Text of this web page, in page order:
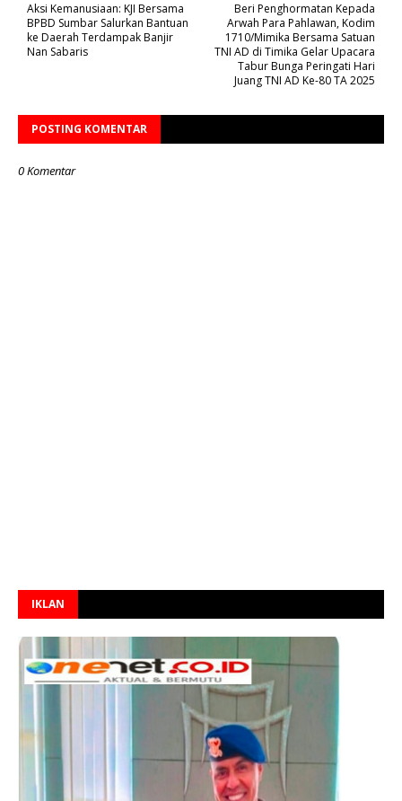
Beri Penghormatan Kepada
Arwah Para Pahlawan, Kodim
1710/Mimika Bersama Satuan
TNI AD di Timika Gelar Upacara
Tabur Bunga Peringati Hari
Juang TNI AD Ke-80 TA 2025
Aksi Kemanusiaan: KJI Bersama
BPBD Sumbar Salurkan Bantuan
ke Daerah Terdampak Banjir
Nan Sabaris
POSTING KOMENTAR
0 Komentar
IKLAN